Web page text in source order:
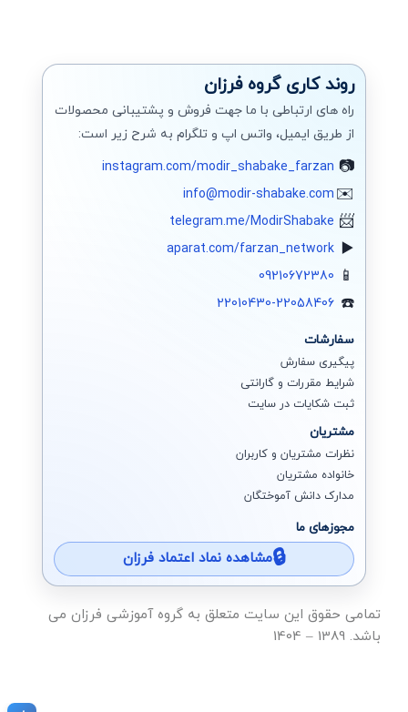
روند کاری گروه فرزان
راه های ارتباطی با ما جهت فروش و پشتیبانی محصولات
از طریق ایمیل، واتس اپ و تلگرام به شرح زیر است:
instagram.com/modir_shabake_farzan
info@modir-shabake.com
telegram.me/ModirShabake
aparat.com/farzan_network
09210672380
22010430-22058406
سفارشات
پیگیری سفارش
شرایط مقررات و گارانتی
ثبت شکایات در سایت
مشتریان
نظرات مشتریان و کاربران
خانواده مشتریان
مدارک دانش آموختگان
مجوزهای ما
مشاهده نماد اعتماد فرزان
تمامی حقوق این سایت متعلق به گروه آموزشی فرزان می
باشد. 1389 – 1404